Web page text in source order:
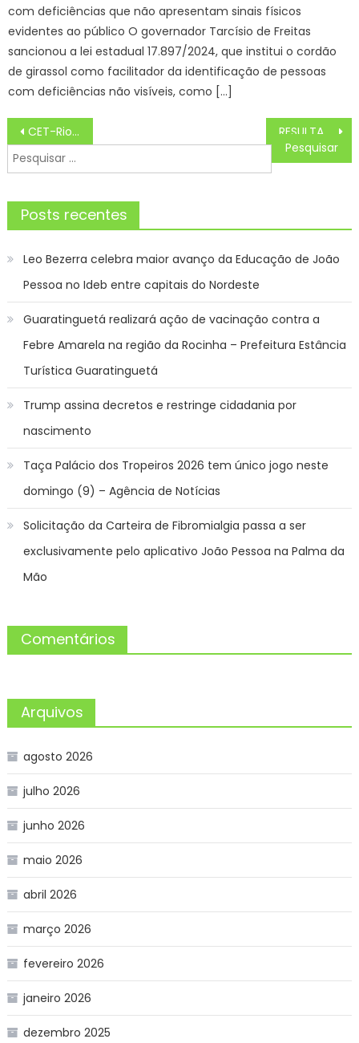
com deficiências que não apresentam sinais físicos
evidentes ao público O governador Tarcísio de Freitas
sancionou a lei estadual 17.897/2024, que institui o cordão
de girassol como facilitador da identificação de pessoas
com deficiências não visíveis, como […]
Navegação
de
Post
CET-Rio anuncia interdições nos túneis Rebouças e Santa Bárbara, nesta sexta-feira (31/01) – Prefeitura da Cidade do Rio de Janeiro
Pesquisar
por:
Posts recentes
Leo Bezerra celebra maior avanço da Educação de João
Pessoa no Ideb entre capitais do Nordeste
Guaratinguetá realizará ação de vacinação contra a
Febre Amarela na região da Rocinha – Prefeitura Estância
Turística Guaratinguetá
Trump assina decretos e restringe cidadania por
nascimento
Taça Palácio dos Tropeiros 2026 tem único jogo neste
domingo (9) – Agência de Notícias
Solicitação da Carteira de Fibromialgia passa a ser
exclusivamente pelo aplicativo João Pessoa na Palma da
Mão
Comentários
Arquivos
agosto 2026
julho 2026
junho 2026
maio 2026
abril 2026
março 2026
fevereiro 2026
janeiro 2026
dezembro 2025